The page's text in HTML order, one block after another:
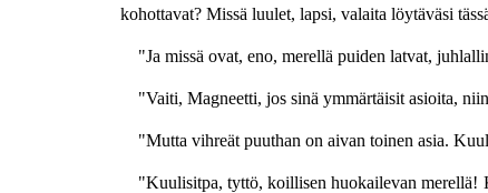
kohottavat? Missä luulet, lapsi, valaita löytäväsi
"Ja missä ovat, eno, merellä puiden latvat,
"Vaiti, Magneetti, jos sinä ymmärtäisit asioita,
"Mutta vihreät puuthan on aivan toinen asia.
"Kuulisitpa, tyttö, koillisen huokailevan merellä!